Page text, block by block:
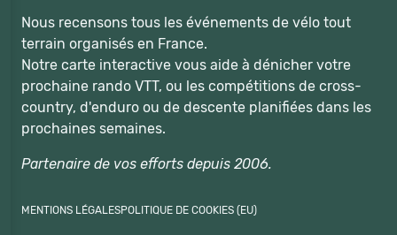
Nous recensons tous les événements de vélo tout
terrain organisés en France.
Notre carte interactive vous aide à dénicher votre
prochaine rando VTT, ou les compétitions de cross-
country, d'enduro ou de descente planifiées dans les
prochaines semaines.
Partenaire de vos efforts depuis 2006.
MENTIONS LÉGALESPOLITIQUE DE COOKIES (EU)